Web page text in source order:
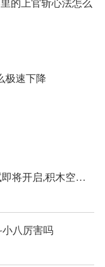
的上官斩心法怎么
极速下降
1. 《天龙八部·归来》4.18限量测试即将开启,积木空降爆料
八厉害吗